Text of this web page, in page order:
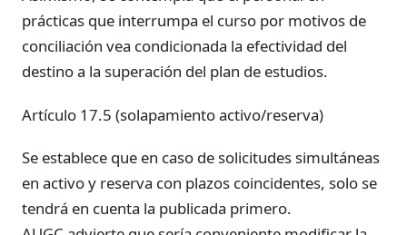
prácticas que interrumpa el curso por motivos de
conciliación vea condicionada la efectividad del
destino a la superación del plan de estudios.
Artículo 17.5 (solapamiento activo/reserva)
Se establece que en caso de solicitudes simultáneas
en activo y reserva con plazos coincidentes, solo se
tendrá en cuenta la publicada primero.